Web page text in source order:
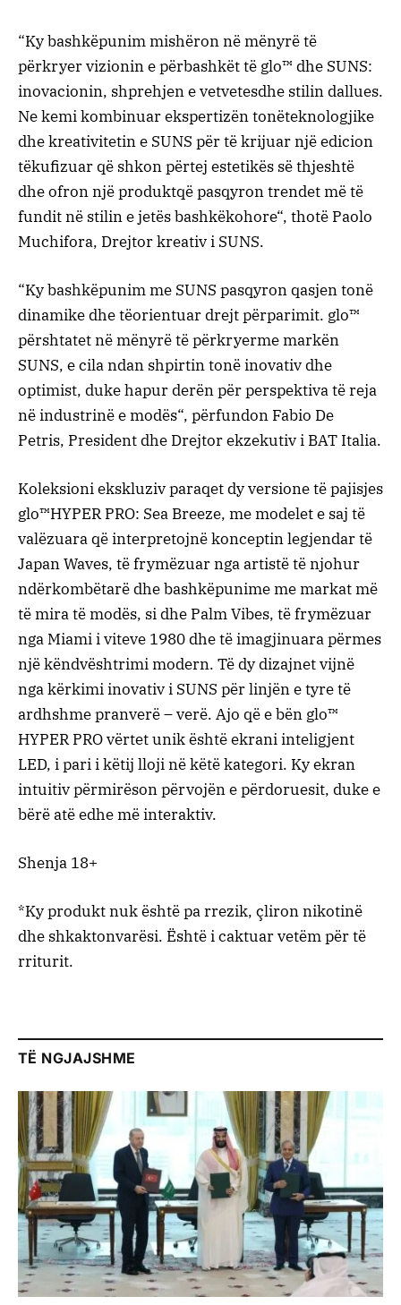
“Kybashkëpunimmishëronnëmënyrëtë
përkryervizioninepërbashkëttë glo™ dhe SUNS:
inovacionin, shprehjenevetvetesdhe stilindallues.
Nekemikombinuarekspertizëntonëteknologjike
dhekreativitetine SUNS përtëkrijuarnjëedicion
tëkufizuarqë shkonpërtej estetikës sëthjeshtë
dheofronnjëproduktqëpasqyrontrendetmëtë
funditnë stilinejetësbashkëkohore“, thotë Paolo
Muchifora, Drejtorkreativi SUNS.
“Kybashkëpunimme SUNS pasqyronqasjentonë
dinamikedhetëorientuardrejtpërparimit. glo™
përshtatetnëmënyrëtëpërkryermemarkën
SUNS, ecilandan shpirtintonëinovativdhe
optimist, dukehapurderënpërperspektivatëreja
nëindustrinëemodës“, përfundon Fabio De
Petris, Presidentdhe Drejtorekzekutivi BAT Italia.
Koleksioni ekskluziv paraqetdy versione të pajisjes
glo™HYPER PRO: Sea Breeze, me modelet e saj të
valëzuara që interpretojnë konceptin legjendar të
Japan Waves, të frymëzuar nga artistë të njohur
ndërkombëtarë dhe bashkëpunime me markat më
të mira të modës, si dhe Palm Vibes, të frymëzuar
nga Miami i viteve 1980 dhe të imagjinuara përmes
një këndvështrimi modern. Të dy dizajnet vijnë
nga kërkimi inovativ i SUNS për linjën e tyre të
ardhshmepranverë – verë. Ajo që e bën glo™
HYPER PRO vërtet unik ështëekrani inteligjent
LED, i pari i këtij lloji në këtë kategori. Ky ekran
intuitiv përmirëson përvojën e përdoruesit, duke e
bërë atë edhe më interaktiv.
Shenja 18+
*Kyproduktnukështëparrezik, çlironnikotinë
dhe shkaktonvarësi. Ështëicaktuarvetëmpërtë
rriturit.
TË NGJAJSHME